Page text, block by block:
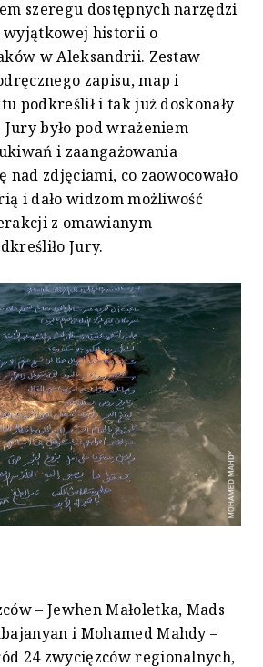
szeregu dostępnych narzędzi
wyjątkowej historii o
w Aleksandrii. Zestaw
zapisu, map i
podkreślił i tak już doskonały
było pod wrażeniem
i zaangażowania
zdjęciami, co zaowocowało
i dało widzom możliwość
z omawianym
Jury.
– Jewhen Małoletka, Mads
i Mohamed Mahdy –
24 zwycięzców regionalnych,